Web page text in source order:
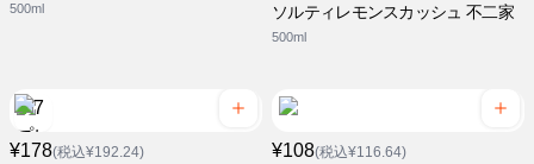
500ml ソルティレモンスカッシュ 不二家
500ml
¥178(税込¥192.24) ¥108(税込¥116.64)